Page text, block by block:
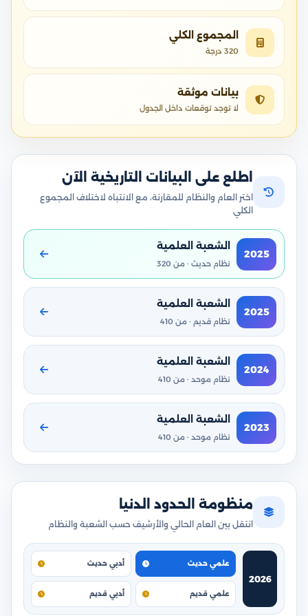
المجموع الكلي
320 درجة
بيانات موثقة
لا توجد توقعات داخل الجدول
اطلع على البيانات التاريخية الآن
اختر العام والنظام للمقارنة، مع الانتباه لاختلاف المجموع
الكلي
2025
الشعبة العلمية
نظام حديث · من 320
2025
الشعبة العلمية
نظام قديم · من 410
2024
الشعبة العلمية
نظام موحد · من 410
2023
الشعبة العلمية
نظام موحد · من 410
منظومة الحدود الدنيا
انتقل بين العام الحالي والأرشيف حسب الشعبة والنظام
2026
علمي حديث أدبي حديث
علمي قديم أدبي قديم